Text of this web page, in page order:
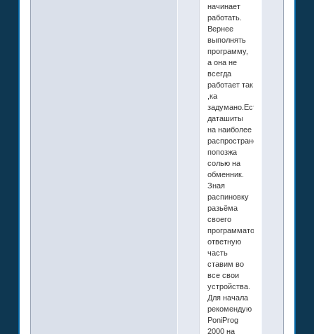
начинает
работать.
Вернее
выполнять
программу,
а она не
всегда
работает так
,ка
задумано.Есть
даташиты
на наиболее
распространённые,
попозжа
солью на
обменник.
Зная
распиновку
разьёма
своего
программатора,
ответную
часть
ставим во
все свои
устройства.
Для начала
рекомендую
PoniProg
2000 на